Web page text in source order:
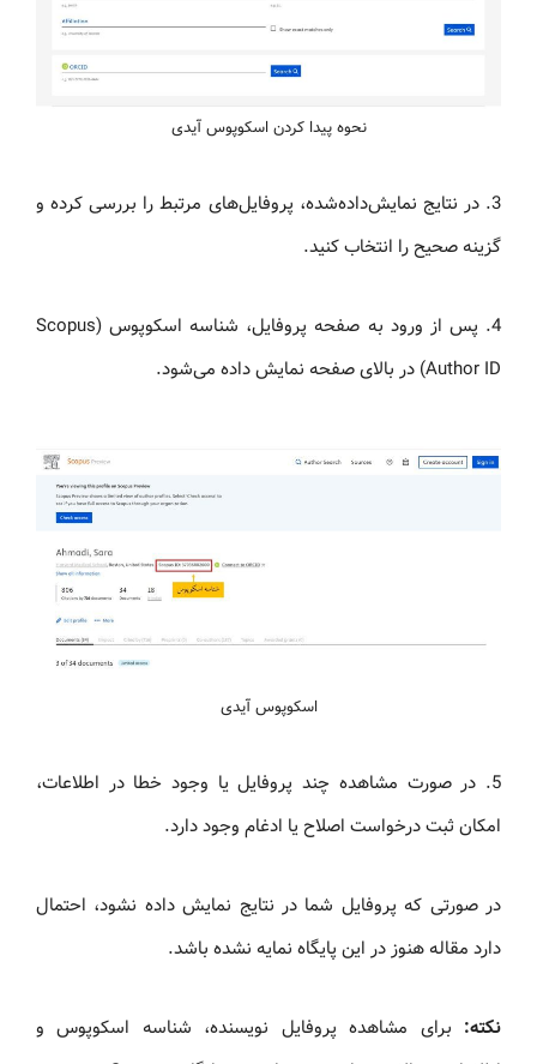
نحوه پیدا کردن اسکوپوس آیدی
3. در نتایج نمایش‌داده‌شده، پروفایل‌های مرتبط را بررسی کرده و
گزینه صحیح را انتخاب کنید.
4. پس از ورود به صفحه پروفایل، شناسه اسکوپوس (Scopus
Author ID) در بالای صفحه نمایش داده می‌شود.
اسکوپوس آیدی
5. در صورت مشاهده چند پروفایل یا وجود خطا در اطلاعات،
امکان ثبت درخواست اصلاح یا ادغام وجود دارد.
در صورتی که پروفایل شما در نتایج نمایش داده نشود، احتمال
دارد مقاله هنوز در این پایگاه نمایه نشده باشد.
نکته: برای مشاهده پروفایل نویسنده، شناسه اسکوپوس و